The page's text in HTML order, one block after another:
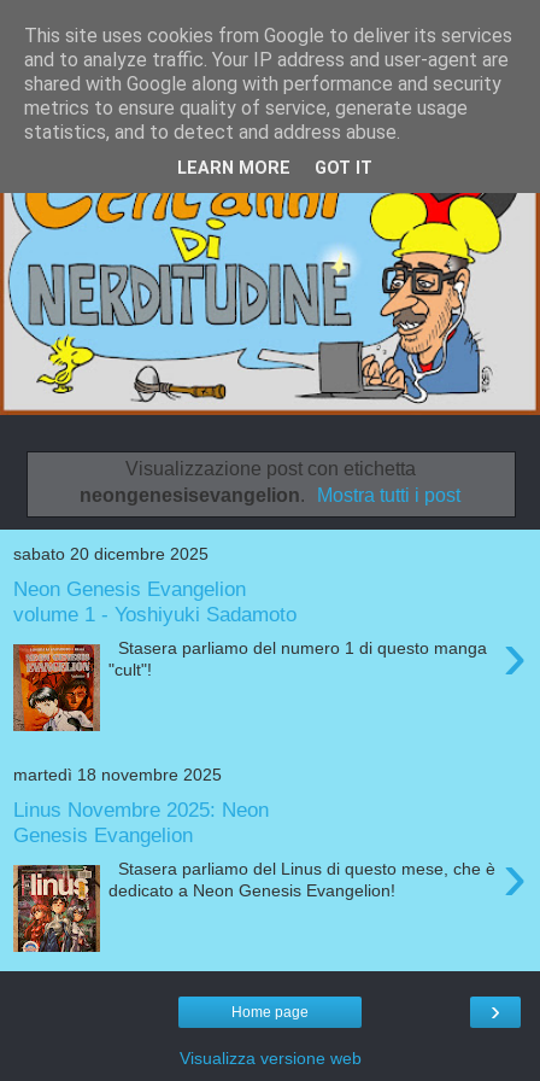
Visualizzazione post con etichetta
neongenesisevangelion. Mostra tutti i post
sabato 20 dicembre 2025
Neon Genesis Evangelion
volume 1 - Yoshiyuki Sadamoto
›
Stasera parliamo del numero 1 di questo manga
"cult"!
martedì 18 novembre 2025
Linus Novembre 2025: Neon
Genesis Evangelion
›
Stasera parliamo del Linus di questo mese, che è
dedicato a Neon Genesis Evangelion!
›
Home page
Visualizza versione web
This site uses cookies from Google to deliver its services
and to analyze traffic. Your IP address and user-agent are
shared with Google along with performance and security
metrics to ensure quality of service, generate usage
statistics, and to detect and address abuse.
LEARN MORE GOT IT